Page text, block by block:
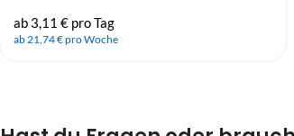
ab 3,11 € pro Tag
ab 21,74 € pro Woche